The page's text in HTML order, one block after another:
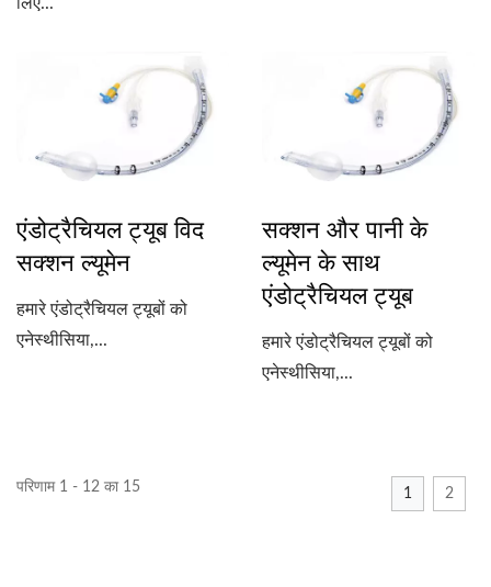
एंडोट्रैचियल ट्यूब विद
सक्शन ल्यूमेन
हमारे एंडोट्रैचियल ट्यूबों को
एनेस्थीसिया,...
सक्शन और पानी के
ल्यूमेन के साथ
एंडोट्रैचियल ट्यूब
हमारे एंडोट्रैचियल ट्यूबों को
एनेस्थीसिया,...
परिणाम 1 - 12 का 15 1 2